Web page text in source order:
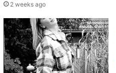
2 weeks ago